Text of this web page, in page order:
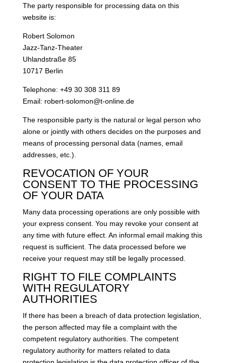
The party responsible for processing data on this
website is:
Robert Solomon
Jazz-Tanz-Theater
Uhlandstraße 85
10717 Berlin
Telephone: +49 30 308 311 89
Email: robert-solomon@t-online.de
The responsible party is the natural or legal person who
alone or jointly with others decides on the purposes and
means of processing personal data (names, email
addresses, etc.).
REVOCATION OF YOUR
CONSENT TO THE PROCESSING
OF YOUR DATA
Many data processing operations are only possible with
your express consent. You may revoke your consent at
any time with future effect. An informal email making this
request is sufficient. The data processed before we
receive your request may still be legally processed.
RIGHT TO FILE COMPLAINTS
WITH REGULATORY
AUTHORITIES
If there has been a breach of data protection legislation,
the person affected may file a complaint with the
competent regulatory authorities. The competent
regulatory authority for matters related to data